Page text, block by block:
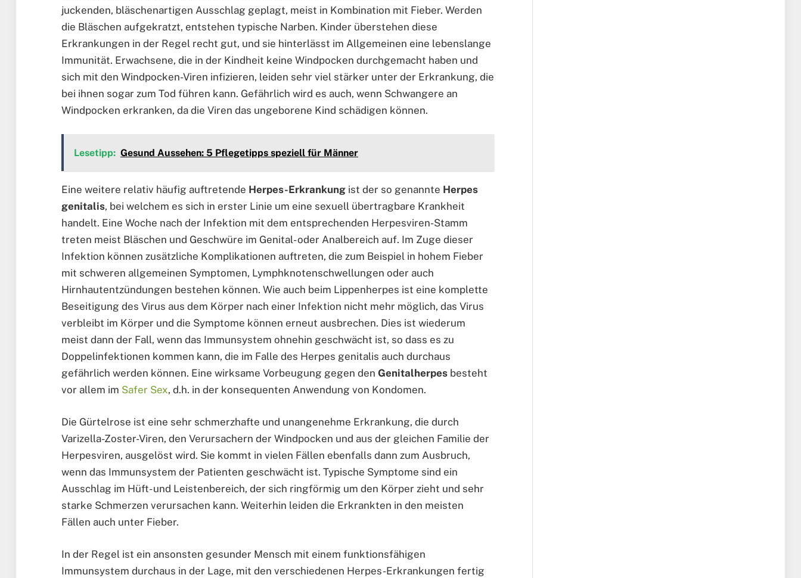
juckenden, bläschenartigen Ausschlag geplagt, meist in Kombination mit Fieber. Werden
die Bläschen aufgekratzt, entstehen typische Narben. Kinder überstehen diese
Erkrankungen in der Regel recht gut, und sie hinterlässt im Allgemeinen eine lebenslange
Immunität. Erwachsene, die in der Kindheit keine Windpocken durchgemacht haben und
sich mit den Windpocken-Viren infizieren, leiden sehr viel stärker unter der Erkrankung, die
bei ihnen sogar zum Tod führen kann. Gefährlich wird es auch, wenn Schwangere an
Windpocken erkranken, da die Viren das ungeborene Kind schädigen können.
Lesetipp: Gesund Aussehen: 5 Pflegetipps speziell für Männer
Eine weitere relativ häufig auftretende Herpes-Erkrankung ist der so genannte Herpes
genitalis, bei welchem es sich in erster Linie um eine sexuell übertragbare Krankheit
handelt. Eine Woche nach der Infektion mit dem entsprechenden Herpesviren-Stamm
treten meist Bläschen und Geschwüre im Genital- oder Analbereich auf. Im Zuge dieser
Infektion können zusätzliche Komplikationen auftreten, die zum Beispiel in hohem Fieber
mit schweren allgemeinen Symptomen, Lymphknotenschwellungen oder auch
Hirnhautentzündungen bestehen können. Wie auch beim Lippenherpes ist eine komplette
Beseitigung des Virus aus dem Körper nach einer Infektion nicht mehr möglich, das Virus
verbleibt im Körper und die Symptome können erneut ausbrechen. Dies ist wiederum
meist dann der Fall, wenn das Immunsystem ohnehin geschwächt ist, so dass es zu
Doppelinfektionen kommen kann, die im Falle des Herpes genitalis auch durchaus
gefährlich werden können. Eine wirksame Vorbeugung gegen den Genitalherpes besteht
vor allem im Safer Sex, d.h. in der konsequenten Anwendung von Kondomen.
Die Gürtelrose ist eine sehr schmerzhafte und unangenehme Erkrankung, die durch
Varizella-Zoster-Viren, den Verursachern der Windpocken und aus der gleichen Familie der
Herpesviren, ausgelöst wird. Sie kommt in vielen Fällen ebenfalls dann zum Ausbruch,
wenn das Immunsystem der Patienten geschwächt ist. Typische Symptome sind ein
Ausschlag im Hüft- und Leistenbereich, der sich ringförmig um den Körper zieht und sehr
starke Schmerzen verursachen kann. Weiterhin leiden die Erkrankten in den meisten
Fällen auch unter Fieber.
In der Regel ist ein ansonsten gesunder Mensch mit einem funktionsfähigen
Immunsystem durchaus in der Lage, mit den verschiedenen Herpes-Erkrankungen fertig